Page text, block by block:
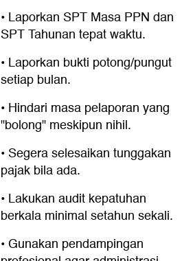
• Laporkan SPT Masa PPN dan
SPT Tahunan tepat waktu.
• Laporkan bukti potong/pungut
setiap bulan.
• Hindari masa pelaporan yang
"bolong" meskipun nihil.
• Segera selesaikan tunggakan
pajak bila ada.
• Lakukan audit kepatuhan
berkala minimal setahun sekali.
• Gunakan pendampingan